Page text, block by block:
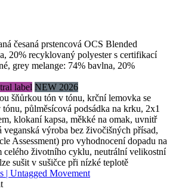
česaná prstencová OCS Blended
20% recyklovaný polyester s certifikací
grey melange: 74% bavlna, 20%
label NEW 2026
šňůrkou tón v tónu, krční lemovka se
půlměsícová podsádka na krku, 2x1
klokaní kapsa, měkké na omak, uvnitř
veganská výroba bez živočišných přísad,
Assessment) pro vyhodnocení dopadu na
celého životního cyklu, neutrální velikostní
sušit v sušičce při nízké teplotě
| Untagged Movement